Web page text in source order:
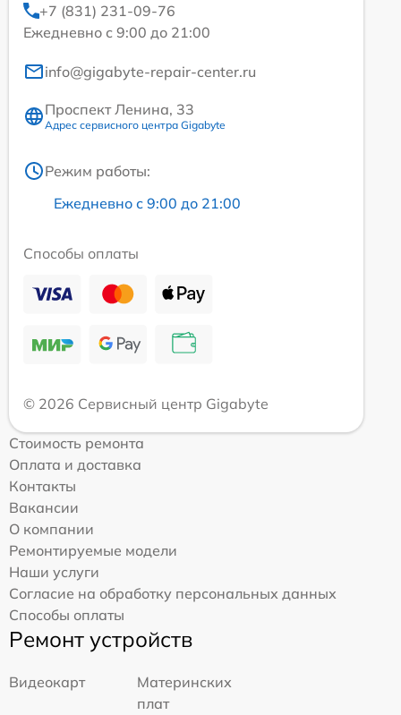
+7 (831) 231-09-76
Ежедневно с 9:00 до 21:00
info@gigabyte-repair-center.ru
Проспект Ленина, 33
Адрес сервисного центра Gigabyte
Режим работы:
Ежедневно с 9:00 до 21:00
Способы оплаты
© 2026 Сервисный центр Gigabyte
Стоимость ремонта
Оплата и доставка
Контакты
Вакансии
О компании
Ремонтируемые модели
Наши услуги
Согласие на обработку персональных данных
Способы оплаты
Ремонт устройств
Видеокарт
Материнских
плат